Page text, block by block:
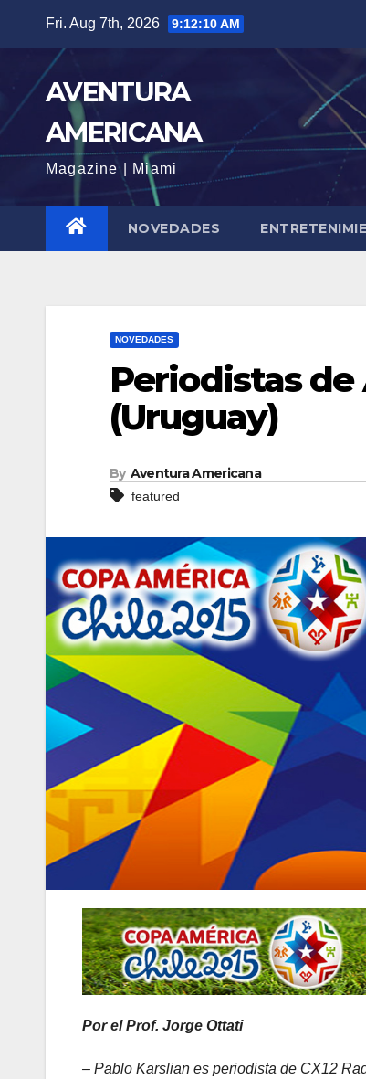
content
Fri. Aug 7th, 2026 9:12:12 AM
AVENTURA
AMERICANA
Magazine | Miami
NOVEDADES
NOVEDADES
Periodistas de
(Uruguay)
By Aventura Americana
featured
Por el Prof. Jorge Ottati
– Pablo Karslian es periodista de CX12